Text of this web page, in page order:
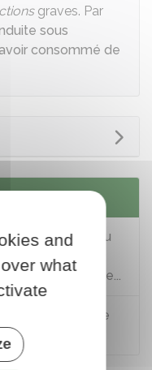
graves. Par
sous
consommé de
informations du
relevé
sécurisée...
pour faire une
conduire
and
what